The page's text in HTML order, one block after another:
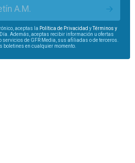
A.M.
aceptas la Política de Privacidad yTérminos y
Además, aceptas recibir información u ofertas
servicios de GFR Media, sus afiliadas o de terceros.
boletines en cualquier momento.